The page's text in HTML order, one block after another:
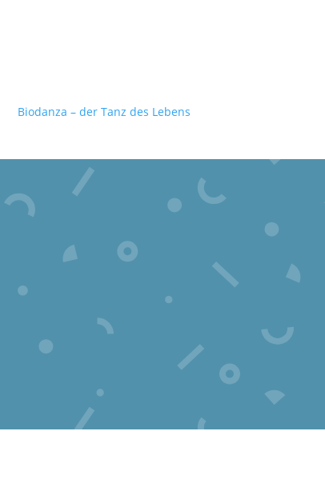
Biodanza – der Tanz des Lebens